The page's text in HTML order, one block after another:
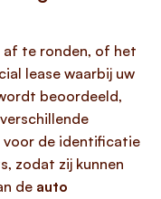
af te ronden, of het
lease waarbij uw
beoordeeld,
voor de identificatie
zodat zij kunnen
de auto